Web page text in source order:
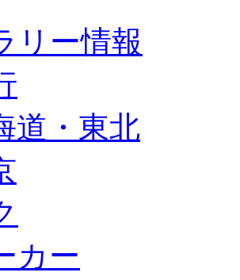
リー情報
道・東北
カー